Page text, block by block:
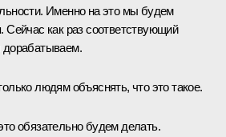
Именно на это мы будем
Сейчас как раз соответствующий
дорабатываем.
людям объяснять, что это такое.
обязательно будем делать.